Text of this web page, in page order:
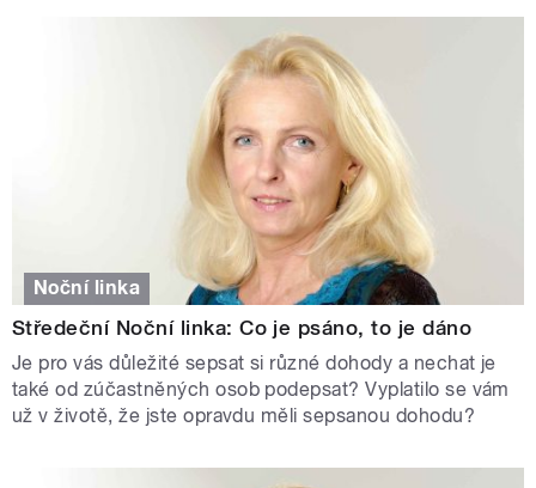
Noční linka
Středeční Noční linka: Co je psáno, to je dáno
Je pro vás důležité sepsat si různé dohody a nechat je
také od zúčastněných osob podepsat? Vyplatilo se vám
už v životě, že jste opravdu měli sepsanou dohodu?